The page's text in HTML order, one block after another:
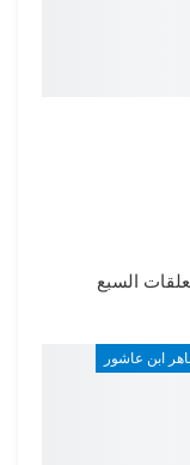
السبع
ابن عاشور